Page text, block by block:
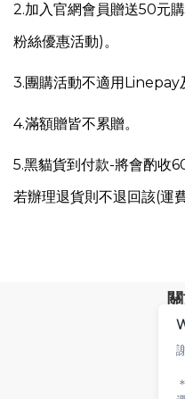
2.加入官網會員贈送50元
粉絲優惠活動)。
3.團購活動不適用Linepay
4.滿額贈皆不累贈。
5.黑貓貨到付款-將會酌收
若辦理退貨則不退回該(運